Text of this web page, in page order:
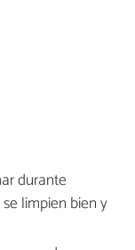
durante
limpien bien y